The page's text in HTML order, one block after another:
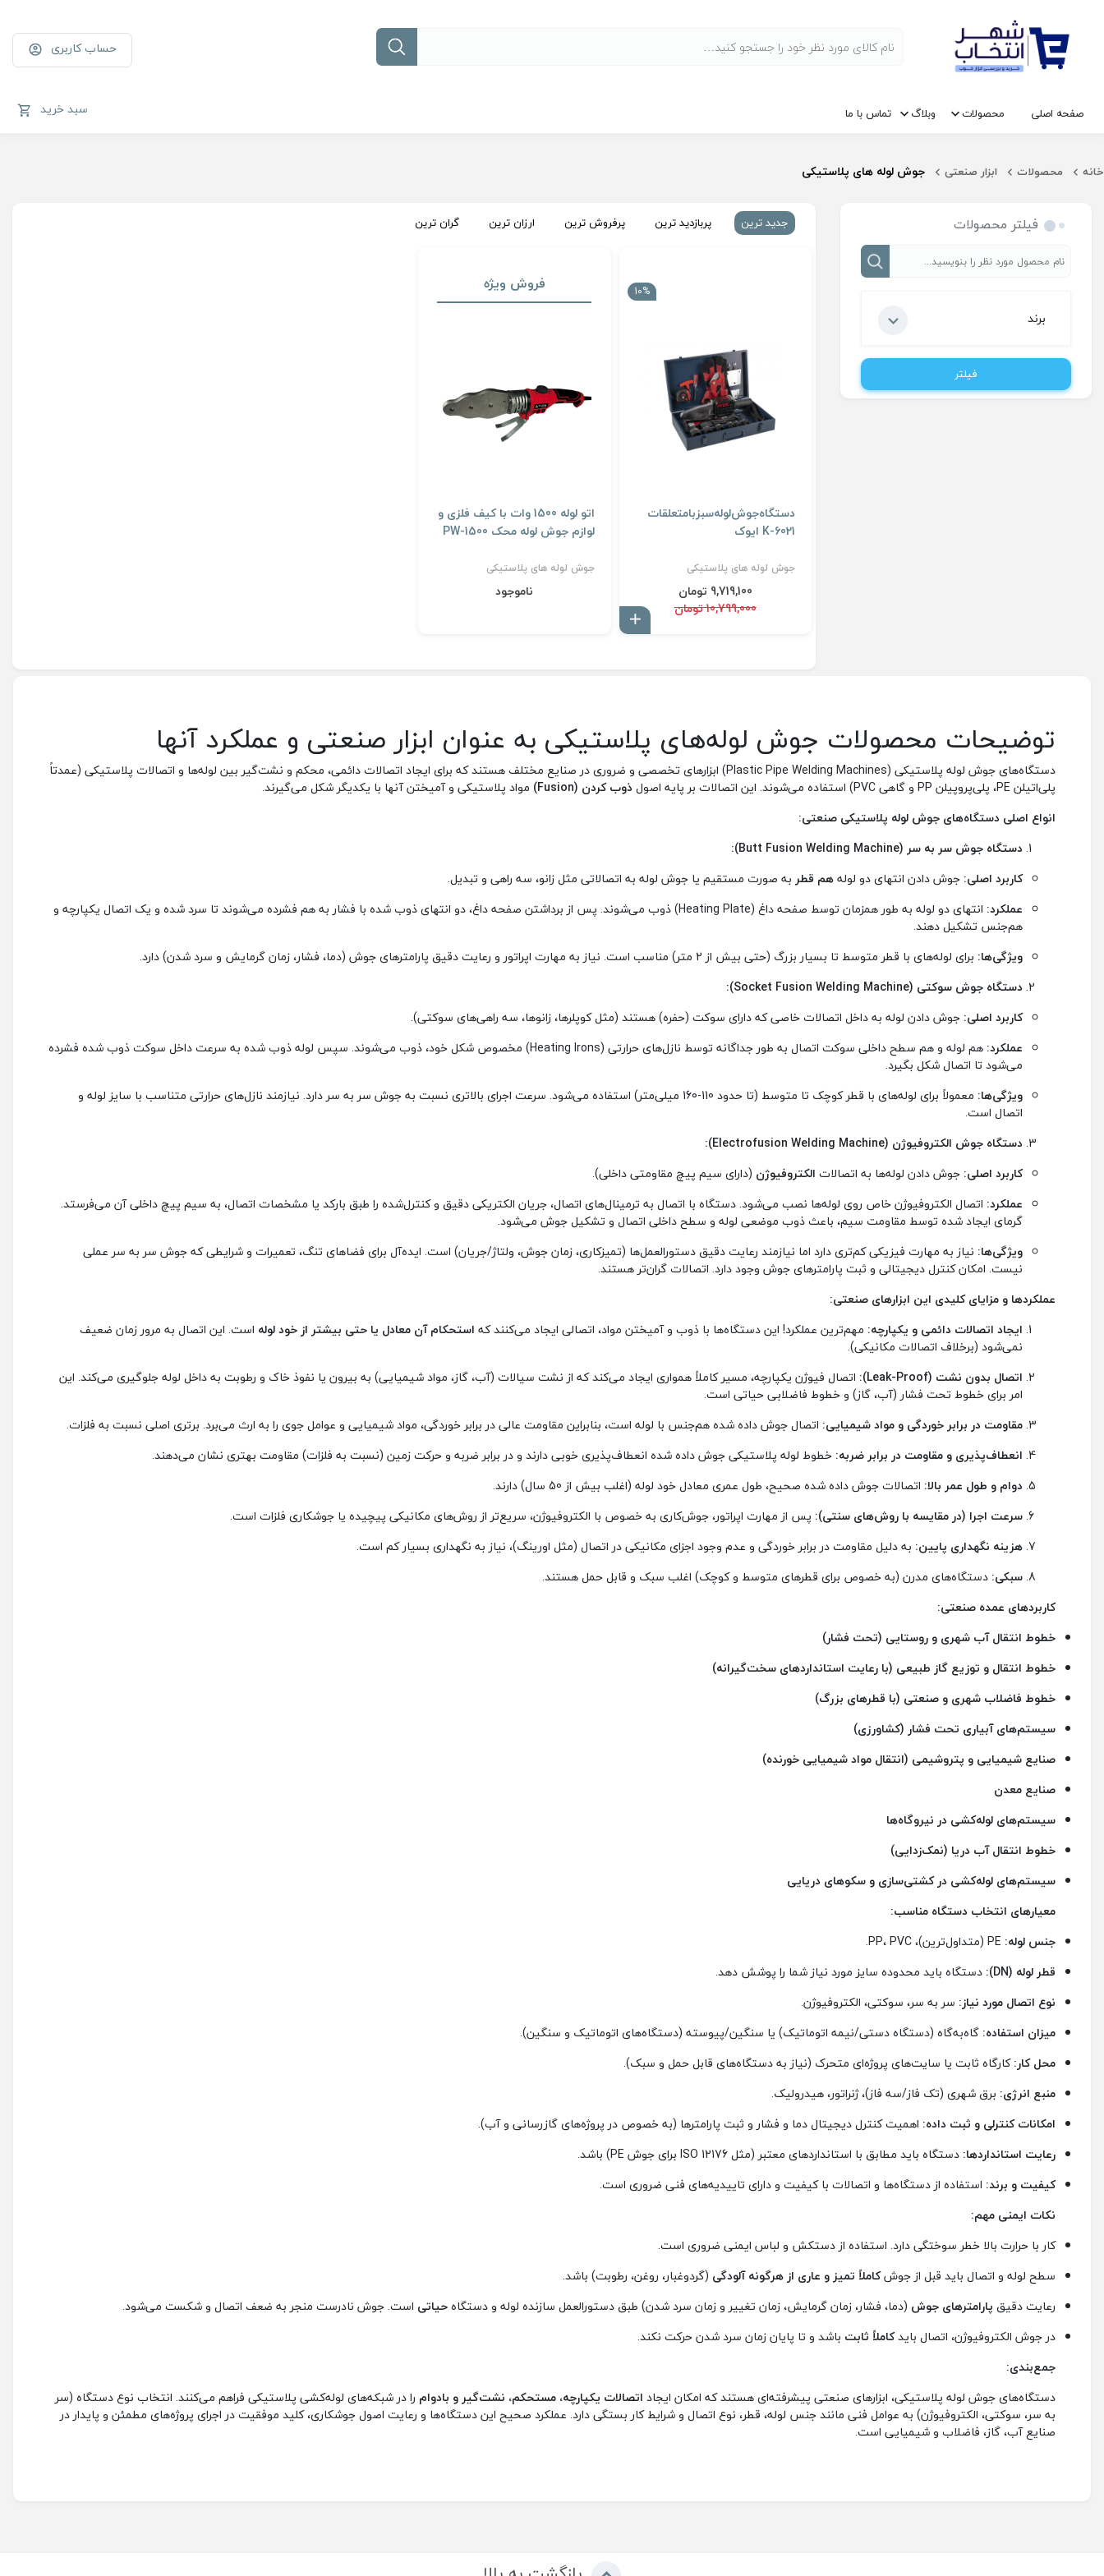
حساب کاربری
صفحه اصلی محصولات وبلاگ تماس با ما سبد خرید
خانه محصولات ابزار صنعتی جوش لوله های پلاستیکی
فیلتر محصولات
برند
فیلتر
جدید ترین پربازدید ترین پرفروش ترین ارزان ترین گران ترین
10%
دستگاه‌جوش‌لوله‌سبزبامتعلقات
K-6021 ایوک
جوش لوله های پلاستیکی
9,719,100 تومان
10,799,000 تومان
فروش ویژه
اتو لوله 1500 وات با کیف فلزی و
لوازم جوش لوله محک PW-1500
جوش لوله های پلاستیکی
ناموجود
توضیحات محصولات جوش لوله‌های پلاستیکی به عنوان ابزار صنعتی و عملکرد آنها
دستگاه‌های جوش لوله پلاستیکی (Plastic Pipe Welding Machines) ابزارهای تخصصی و ضروری در صنایع مختلف هستند که برای ایجاد اتصالات دائمی، محکم و نشت‌گیر بین لوله‌ها و اتصالات پلاستیکی (عمدتاً
پلی‌اتیلن PE، پلی‌پروپیلن PP و گاهی PVC) استفاده می‌شوند. این اتصالات بر پایه اصول
ذوب کردن (Fusion)
مواد پلاستیکی و آمیختن آنها با یکدیگر شکل می‌گیرند.
انواع اصلی دستگاه‌های جوش لوله پلاستیکی صنعتی:
دستگاه جوش سر به سر (Butt Fusion Welding Machine):
کاربرد اصلی: جوش دادن انتهای دو لولههم قطر به صورت مستقیم یا جوش لوله به اتصالاتی مثل زانو، سه راهی و تبدیل.
عملکرد:
انتهای دو لوله به طور همزمان توسط صفحه داغ (Heating Plate) ذوب می‌شوند. پس از برداشتن صفحه داغ، دو انتهای ذوب شده با فشار به هم فشرده می‌شوند تا سرد شده و یک اتصال یکپارچه و
هم‌جنس تشکیل دهند.
ویژگی‌ها: برای لوله‌های با قطر متوسط تا بسیار بزرگ (حتی بیش از 2 متر) مناسب است. نیاز به مهارت اپراتور و رعایت دقیق پارامترهای جوش (دما، فشار، زمان گرمایش و سرد شدن) دارد.
دستگاه جوش سوکتی (Socket Fusion Welding Machine):
کاربرد اصلی: جوش دادن لوله به داخل اتصالات خاصی که دارای سوکت (حفره) هستند (مثل کوپلرها، زانوها، سه راهی‌های سوکتی).
عملکرد:
هم لوله و هم سطح داخلی سوکت اتصال به طور جداگانه توسط نازل‌های حرارتی (Heating Irons) مخصوص شکل خود، ذوب می‌شوند. سپس لوله ذوب شده به سرعت داخل سوکت ذوب شده فشرده
می‌شود تا اتصال شکل بگیرد.
ویژگی‌ها:
معمولاً برای لوله‌های با قطر کوچک تا متوسط (تا حدود 110-160 میلی‌متر) استفاده می‌شود. سرعت اجرای بالاتری نسبت به جوش سر به سر دارد. نیازمند نازل‌های حرارتی متناسب با سایز لوله و
اتصال است.
دستگاه جوش الکتروفیوژن (Electrofusion Welding Machine):
کاربرد اصلی: جوش دادن لوله‌ها به اتصالات الکتروفیوژن (دارای سیم پیچ مقاومتی داخلی).
عملکرد: اتصال الکتروفیوژن خاص روی لوله‌ها نصب می‌شود. دستگاه با اتصال به ترمینال‌های اتصال، جریان الکتریکی دقیق و کنترل‌شده را طبق بارکد یا مشخصات اتصال، به سیم پیچ داخلی آن می‌فرستد.
گرمای ایجاد شده توسط مقاومت سیم، باعث ذوب موضعی لوله و سطح داخلی اتصال و تشکیل جوش می‌شود.
ویژگی‌ها: نیاز به مهارت فیزیکی کم‌تری دارد اما نیازمند رعایت دقیق دستورالعمل‌ها (تمیزکاری، زمان جوش، ولتاژ/جریان) است. ایده‌آل برای فضاهای تنگ، تعمیرات و شرایطی که جوش سر به سر عملی
نیست. امکان کنترل دیجیتالی و ثبت پارامترهای جوش وجود دارد. اتصالات گران‌تر هستند.
عملکردها و مزایای کلیدی این ابزارهای صنعتی:
ایجاد اتصالات دائمی و یکپارچه: مهم‌ترین عملکرد! این دستگاه‌ها با ذوب و آمیختن مواد، اتصالی ایجاد می‌کنند که استحکام آن معادل یا حتی بیشتر از خود لوله است. این اتصال به مرور زمان ضعیف
نمی‌شود (برخلاف اتصالات مکانیکی).
اتصال بدون نشت (Leak-Proof):
اتصال فیوژن یکپارچه، مسیر کاملاً همواری ایجاد می‌کند که از نشت سیالات (آب، گاز، مواد شیمیایی) به بیرون یا نفوذ خاک و رطوبت به داخل لوله جلوگیری می‌کند. این
امر برای خطوط تحت فشار (آب، گاز) و خطوط فاضلابی حیاتی است.
مقاومت در برابر خوردگی و مواد شیمیایی: اتصال جوش داده شده هم‌جنس با لوله است، بنابراین مقاومت عالی در برابر خوردگی، مواد شیمیایی و عوامل جوی را به ارث می‌برد. برتری اصلی نسبت به فلزات.
انعطاف‌پذیری و مقاومت در برابر ضربه: خطوط لوله پلاستیکی جوش داده شده انعطاف‌پذیری خوبی دارند و در برابر ضربه و حرکت زمین (نسبت به فلزات) مقاومت بهتری نشان می‌دهند.
دوام و طول عمر بالا: اتصالات جوش داده شده صحیح، طول عمری معادل خود لوله (اغلب بیش از 50 سال) دارند.
سرعت اجرا (در مقایسه با روش‌های سنتی): پس از مهارت اپراتور، جوش‌کاری به خصوص با الکتروفیوژن، سریع‌تر از روش‌های مکانیکی پیچیده یا جوشکاری فلزات است.
هزینه نگهداری پایین: به دلیل مقاومت در برابر خوردگی و عدم وجود اجزای مکانیکی در اتصال (مثل اورینگ)، نیاز به نگهداری بسیار کم است.
سبکی: دستگاه‌های مدرن (به خصوص برای قطرهای متوسط و کوچک) اغلب سبک و قابل حمل هستند.
کاربردهای عمده صنعتی:
خطوط انتقال آب شهری و روستایی (تحت فشار)
خطوط انتقال و توزیع گاز طبیعی (با رعایت استانداردهای سخت‌گیرانه)
خطوط فاضلاب شهری و صنعتی (با قطرهای بزرگ)
سیستم‌های آبیاری تحت فشار (کشاورزی)
صنایع شیمیایی و پتروشیمی (انتقال مواد شیمیایی خورنده)
صنایع معدن
سیستم‌های لوله‌کشی در نیروگاه‌ها
خطوط انتقال آب دریا (نمک‌زدایی)
سیستم‌های لوله‌کشی در کشتی‌سازی و سکوهای دریایی
معیارهای انتخاب دستگاه مناسب:
جنس لوله:
قطر لوله (DN):
دستگاه باید محدوده سایز مورد نیاز شما را پوشش دهد.
نوع اتصال مورد نیاز: سر به سر، سوکتی، الکتروفیوژن.
میزان استفاده: گاه‌به‌گاه (دستگاه دستی/نیمه اتوماتیک) یا سنگین/پیوسته (دستگاه‌های اتوماتیک و سنگین).
محل کار:کارگاه ثابت یا سایت‌های پروژه‌ای متحرک (نیاز به دستگاه‌های قابل حمل و سبک).
منبع انرژی: برق شهری (تک فاز/سه فاز)، ژنراتور، هیدرولیک.
امکانات کنترلی و ثبت داده: اهمیت کنترل دیجیتال دما و فشار و ثبت پارامترها (به خصوص در پروژه‌های گازرسانی و آب).
رعایت استانداردها: دستگاه باید مطابق با استانداردهای معتبر (مثل ISO 12176 برای جوش PE) باشد.
کیفیت و برند: استفاده از دستگاه‌ها و اتصالات با کیفیت و دارای تاییدیه‌های فنی ضروری است.
نکات ایمنی مهم:
کار با حرارت بالا خطر سوختگی دارد. استفاده از دستکش و لباس ایمنی ضروری است.
سطح لوله و اتصال باید قبل از جوشکاملاً تمیز و عاری از هرگونه آلودگی (گردوغبار، روغن، رطوبت) باشد.
رعایت دقیق پارامترهای جوش (دما، فشار، زمان گرمایش، زمان تغییر و زمان سرد شدن) طبق دستورالعمل سازنده لوله و دستگاهحیاتی است. جوش نادرست منجر به ضعف اتصال و شکست می‌شود.
در جوش الکتروفیوژن، اتصال بایدکاملاً ثابت باشد و تا پایان زمان سرد شدن حرکت نکند.
جمع‌بندی:
دستگاه‌های جوش لوله پلاستیکی، ابزارهای صنعتی پیشرفته‌ای هستند که امکان ایجاد اتصالات یکپارچه، مستحکم، نشت‌گیر و بادوام را در شبکه‌های لوله‌کشی پلاستیکی فراهم می‌کنند. انتخاب نوع دستگاه (سر
به سر، سوکتی، الکتروفیوژن) به عوامل فنی مانند جنس لوله، قطر، نوع اتصال و شرایط کار بستگی دارد. عملکرد صحیح این دستگاه‌ها و رعایت اصول جوشکاری، کلید موفقیت در اجرای پروژه‌های مطمئن و پایدار در
صنایع آب، گاز، فاضلاب و شیمیایی است.